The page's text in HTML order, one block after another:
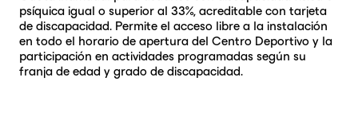
psíquica igual o superior al 33%, acreditable con tarjeta
de discapacidad. Permite el acceso libre a la instalación
en todo el horario de apertura del Centro Deportivo y la
participación en actividades programadas según su
franja de edad y grado de discapacidad.